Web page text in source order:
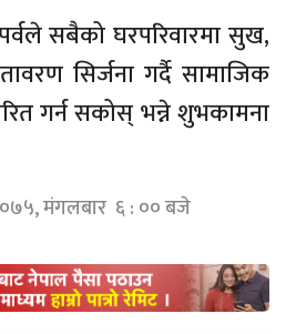
सबैको घरपरिवारमा सुख,
सिर्जना गर्दै सामाजिक
गर्न सकोस् भन्ने शुभकामना
मंगलबार ६ : ०० बजे